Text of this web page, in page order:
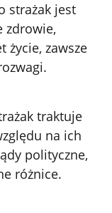
strażak jest
zdrowie,
życie, zawsze
traktuje
na ich
polityczne,
różnice.